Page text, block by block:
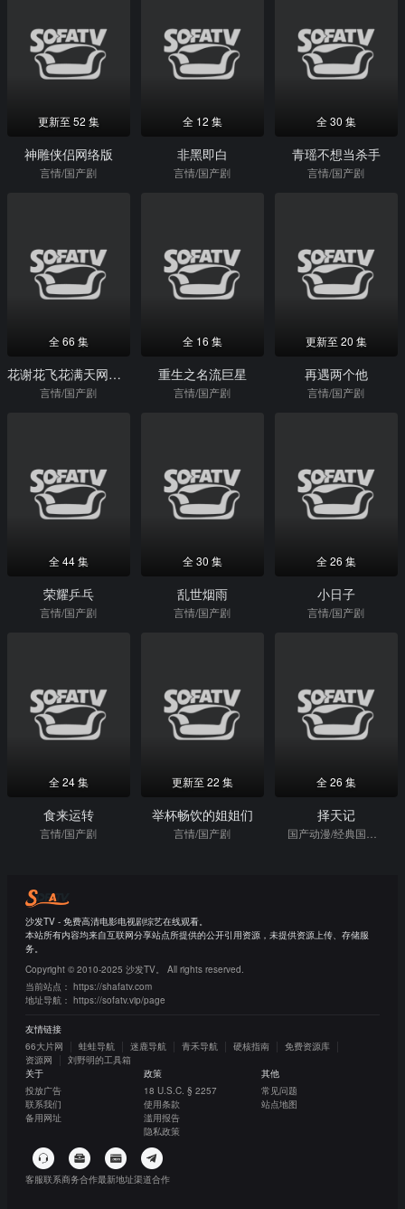
更新至 52 集
神雕侠侣网络版
言情/国产剧
全 12 集
非黑即白
言情/国产剧
全 30 集
青瑶不想当杀手
言情/国产剧
全 66 集
花谢花飞花满天网络版
言情/国产剧
全 16 集
重生之名流巨星
言情/国产剧
更新至 20 集
再遇两个他
言情/国产剧
全 44 集
荣耀乒乓
言情/国产剧
全 30 集
乱世烟雨
言情/国产剧
全 26 集
小日子
言情/国产剧
全 24 集
食来运转
言情/国产剧
更新至 22 集
举杯畅饮的姐姐们
言情/国产剧
全 26 集
择天记
沙发TV - 免费高清电影电视剧综艺在线观看。
本站所有内容均来自互联网分享站点所提供的公开引用资源，未提供资源上传、存储服
务。
Copyright © 2010-2025 沙发TV。 All rights reserved.
当前站点： https://shafatv.com
地址导航： https://sofatv.vip/page
友情链接
66大片网
蛙蛙导航 迷鹿导航 青禾导航 硬核指南
免费资源库
资源网
刘野明的工具箱
关于
投放广告
联系我们
备用网址
政策
18 U.S.C. § 2257
使用条款
滥用报告
隐私政策
其他
常见问题
站点地图
客服联系商务合作最新地址渠道合作